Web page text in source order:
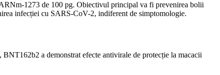
1273 de 100 pg. Obiectivul principal va fi prevenirea bolii
infecției cu SARS-CoV-2, indiferent de simptomologie.
a demonstrat efecte antivirale de protecție la macacii